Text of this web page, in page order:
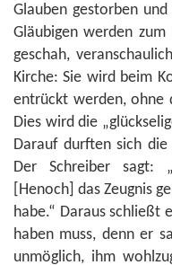
Glauben gestorben
Gläubigen werden
geschah,
Kirche: Sie wird beim
entrückt werden, ohne
Dies wird die
Darauf durften sich die
Der Schreiber sagt:
[Henoch] das Zeugnis
habe.“ Daraus schließt
haben muss, denn er
unmöglich, ihm